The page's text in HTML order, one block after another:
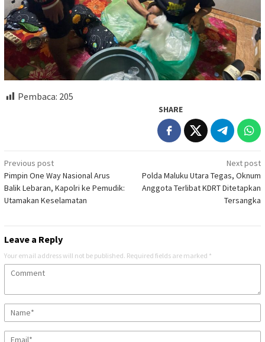
Pembaca: 205
SHARE
Post
navigation
Previous post
Pimpin One Way Nasional Arus
Balik Lebaran, Kapolri ke Pemudik:
Utamakan Keselamatan
Next post
Polda Maluku Utara Tegas, Oknum
Anggota Terlibat KDRT Ditetapkan
Tersangka
Leave a Reply
Your email address will not be published. Required fields are marked *